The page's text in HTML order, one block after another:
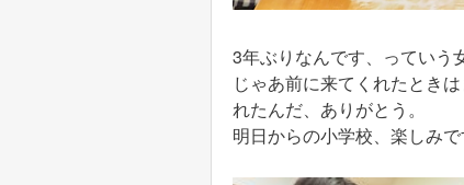
3年ぶりなんです、っていう
じゃあ前に来てくれたとき
れたんだ、ありがとう。
明日からの小学校、楽しみ